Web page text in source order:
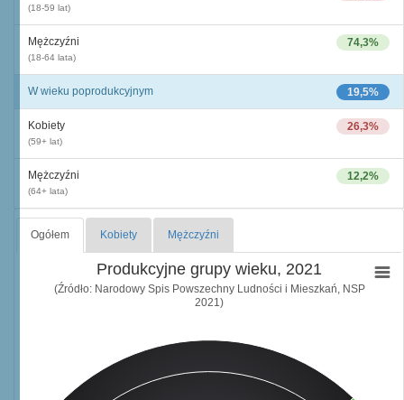
(18-59 lat)
74,3%
Mężczyźni
(18-64 lata)
19,5%
W wieku poprodukcyjnym
26,3%
Kobiety
(59+ lat)
12,2%
Mężczyźni
(64+ lata)
Ogółem Kobiety Mężczyźni
Produkcyjne grupy wieku, 2021
(Źródło: Narodowy Spis Powszechny Ludności i Mieszkań, NSP
2021)